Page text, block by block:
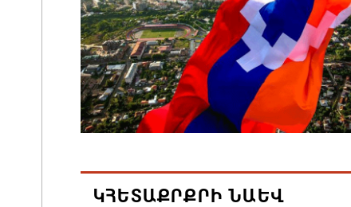
կառավարության հետ խորացող
հակամարտության պատճառով․ Reuters-ի
արձագանքը
06.08.2026 18:41
Ռուսաստանից Ադրբեջանի տարածքով
06.08.2026 17:52
ԿՀԵՏԱՔՐՔՐԻ ՆԱԵՎ